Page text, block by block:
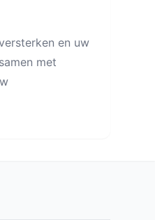
en uw
met